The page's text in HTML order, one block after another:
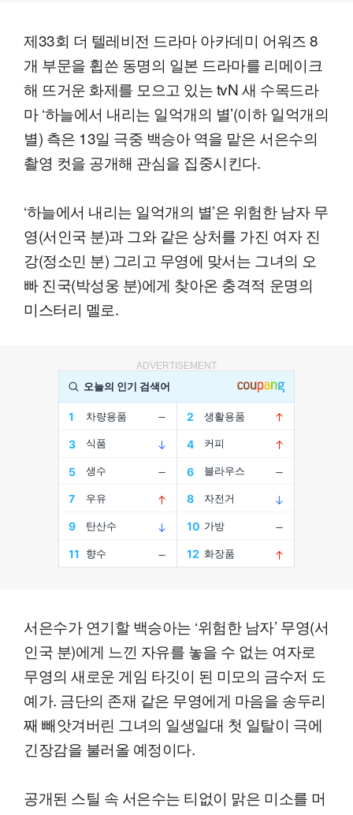
제33회 더 텔레비전 드라마 아카데미 어워즈 8
개 부문을 휩쓴 동명의 일본 드라마를 리메이크
해 뜨거운 화제를 모으고 있는 tvN 새 수목드라
마 ‘하늘에서 내리는 일억개의 별’(이하 일억개의
별) 측은 13일 극중 백승아 역을 맡은 서은수의
촬영 컷을 공개해 관심을 집중시킨다.
‘하늘에서 내리는 일억개의 별’은 위험한 남자 무
영(서인국 분)과 그와 같은 상처를 가진 여자 진
강(정소민 분) 그리고 무영에 맞서는 그녀의 오
빠 진국(박성웅 분)에게 찾아온 충격적 운명의
미스터리 멜로.
ADVERTISEMENT
서은수가 연기할 백승아는 ‘위험한 남자’ 무영(서
인국 분)에게 느낀 자유를 놓을 수 없는 여자로
무영의 새로운 게임 타깃이 된 미모의 금수저 도
예가. 금단의 존재 같은 무영에게 마음을 송두리
째 빼앗겨버린 그녀의 일생일대 첫 일탈이 극에
긴장감을 불러올 예정이다.
공개된 스틸 속 서은수는 티없이 맑은 미소를 머